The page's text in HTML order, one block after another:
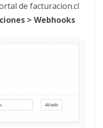
de facturacion.cl
> Webhooks